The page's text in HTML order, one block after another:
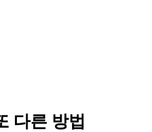
다른 방법